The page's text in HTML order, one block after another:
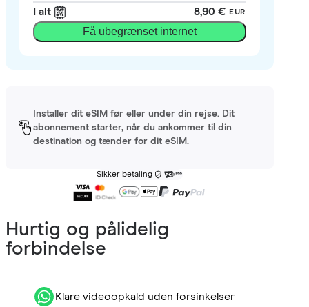
I alt 8,90 € EUR
Få ubegrænset internet
Installer dit eSIM før eller under din rejse. Dit
abonnement starter, når du ankommer til din
destination og tænder for dit eSIM.
Sikker betaling
Hurtig og pålidelig
forbindelse
Klare videoopkald uden forsinkelser